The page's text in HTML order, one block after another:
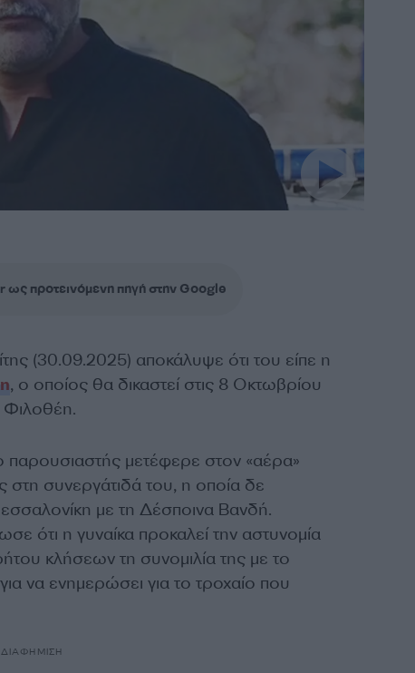
προτεινόμενη πηγή στην Google
(30.09.2025) αποκάλυψε ότι του είπε η
, ο οποίος θα δικαστεί στις 8 Οκτωβρίου
μετέφερε στον «αέρα»
στη συνεργάτιδά του, η οποία δε
με τη Δέσποινα Βανδή.
ότι η γυναίκα προκαλεί την αστυνομία
κλήσεων τη συνομιλία της με το
να ενημερώσει για το τροχαίο που
ΔΙΑΦΗΜΙΣΗ